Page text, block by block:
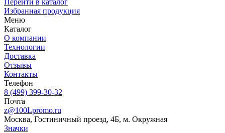
Перейти в каталог
Избранная продукция
Меню
Каталог
О компании
Технологии
Доставка
Отзывы
Контакты
Телефон
8 (499) 399-30-32
Почта
z@100Lpromo.ru
Москва, Гостиничный проезд, 4Б, м. Окружная
Значки